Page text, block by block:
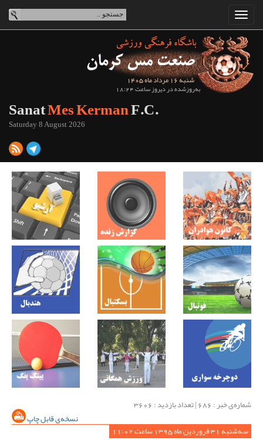
شنبه 16 مرداد ماه 1405
به‌روزشده در دیروز ساعت 18:24
SanatMes KermanF.C.
Saturday 8 August 2026
شماره‌ی خبر : ‌686 | تعداد بازدید : 3606
نسخه‌ی قابل چاپ
سه‌شنبه 31 فروردین ماه 1395 ساعت 11:02